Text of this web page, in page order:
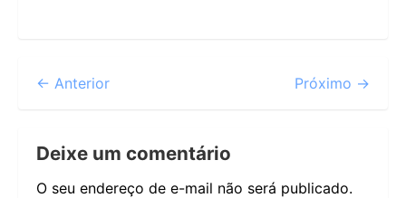
← Anterior Próximo →
Deixe um comentário
O seu endereço de e-mail não será publicado.